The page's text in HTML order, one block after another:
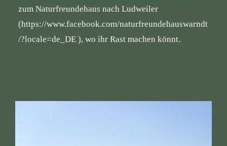
zum Naturfreundehaus nach Ludweiler
(https://www.facebook.com/naturfreundehauswarndt
/?locale=de_DE), wo ihr Rast machen könnt.